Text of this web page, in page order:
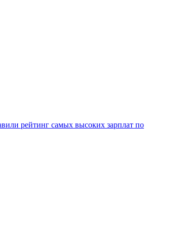
рейтинг самых высоких зарплат по